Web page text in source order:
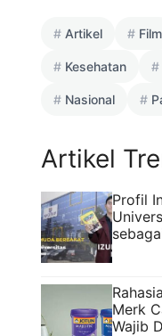
Artikel Film
Kesehatan
Nasional
Artikel
Profil
Merk
Wajib